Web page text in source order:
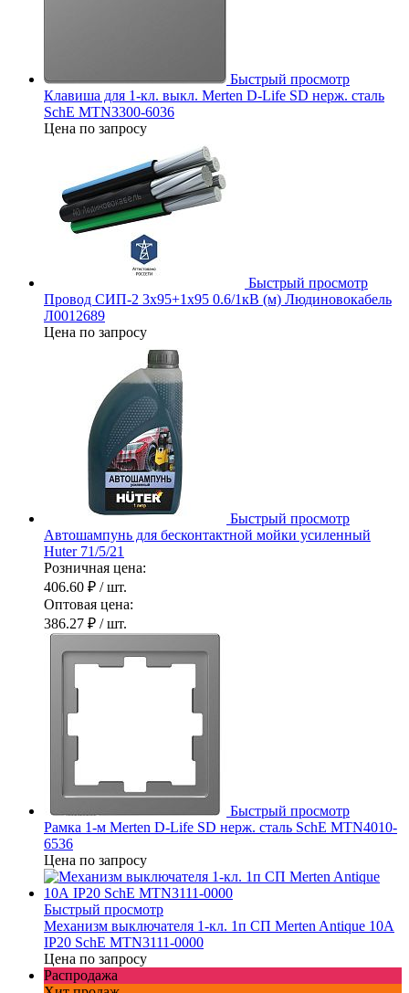
Быстрый просмотр
Клавиша для 1-кл. выкл. Merten D-Life SD нерж. сталь
SchE MTN3300-6036
Цена по запросу
Быстрый просмотр
Провод СИП-2 3х95+1х95 0.6/1кВ (м) Людиновокабель
Л0012689
Цена по запросу
Быстрый просмотр
Автошампунь для бесконтактной мойки усиленный
Huter 71/5/21
Розничная цена:
406.60 ₽ / шт.
Оптовая цена:
386.27 ₽ / шт.
Быстрый просмотр
Рамка 1-м Merten D-Life SD нерж. сталь SchE MTN4010-
6536
Цена по запросу
Быстрый просмотр
Механизм выключателя 1-кл. 1п СП Merten Antique 10А
IP20 SchE MTN3111-0000
Цена по запросу
Распродажа